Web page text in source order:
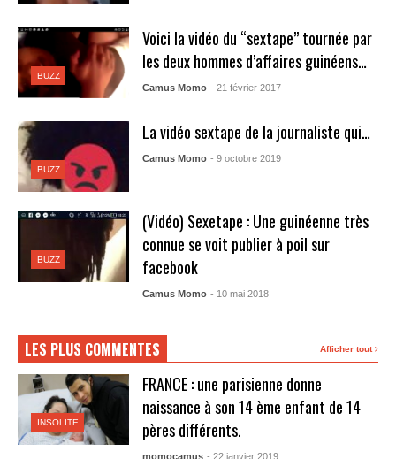
BUZZ
Voici la vidéo du “sextape” tournée par
les deux hommes d’affaires guinéens…
Camus Momo - 21 février 2017
BUZZ
La vidéo sextape de la journaliste qui…
Camus Momo - 9 octobre 2019
BUZZ
(Vidéo) Sexetape : Une guinéenne très
connue se voit publier à poil sur
facebook
Camus Momo - 10 mai 2018
LES PLUS COMMENTES Afficher tout
INSOLITE
FRANCE : une parisienne donne
naissance à son 14 ème enfant de 14
pères différents.
momocamus - 22 janvier 2019